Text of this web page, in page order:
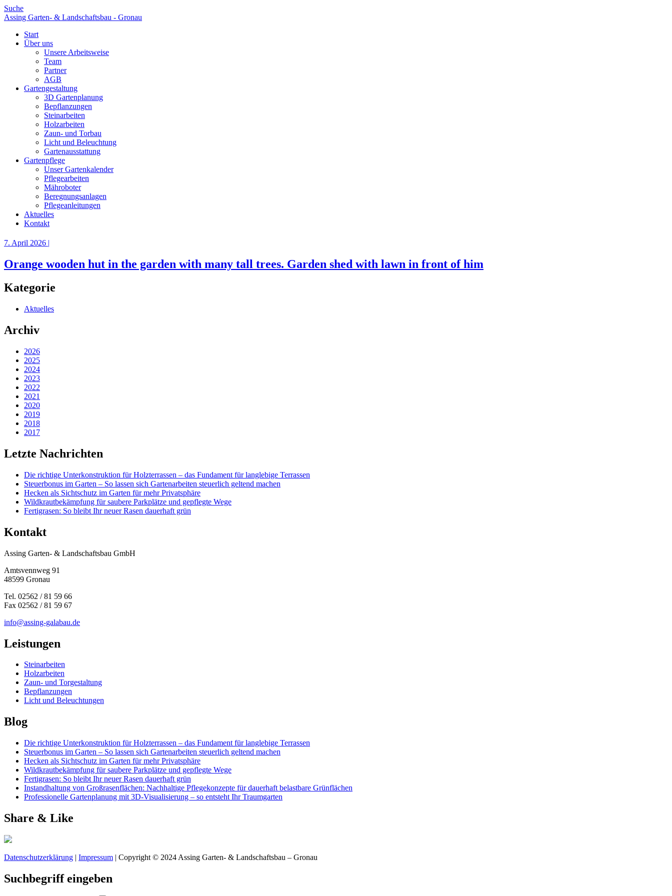
Suche
Assing Garten- & Landschaftsbau - Gronau
Start
Über uns
Unsere Arbeitsweise
Team
Partner
AGB
Gartengestaltung
3D Gartenplanung
Bepflanzungen
Steinarbeiten
Holzarbeiten
Zaun- und Torbau
Licht und Beleuchtung
Gartenausstattung
Gartenpflege
Unser Gartenkalender
Pflegearbeiten
Mähroboter
Beregnungsanlagen
Pflegeanleitungen
Aktuelles
Kontakt
7. April 2026 |
Orange wooden hut in the garden with many tall trees. Garden shed with lawn in front of him
Kategorie
Aktuelles
Archiv
2026
2025
2024
2023
2022
2021
2020
2019
2018
2017
Letzte Nachrichten
Die richtige Unterkonstruktion für Holzterrassen – das Fundament für langlebige Terrassen
Steuerbonus im Garten – So lassen sich Gartenarbeiten steuerlich geltend machen
Hecken als Sichtschutz im Garten für mehr Privatsphäre
Wildkrautbekämpfung für saubere Parkplätze und gepflegte Wege
Fertigrasen: So bleibt Ihr neuer Rasen dauerhaft grün
Kontakt
Assing Garten- & Landschaftsbau GmbH
Amtsvennweg 91
48599 Gronau
Tel. 02562 / 81 59 66
Fax 02562 / 81 59 67
info@assing-galabau.de
Leistungen
Steinarbeiten
Holzarbeiten
Zaun- und Torgestaltung
Bepflanzungen
Licht und Beleuchtungen
Blog
Die richtige Unterkonstruktion für Holzterrassen – das Fundament für langlebige Terrassen
Steuerbonus im Garten – So lassen sich Gartenarbeiten steuerlich geltend machen
Hecken als Sichtschutz im Garten für mehr Privatsphäre
Wildkrautbekämpfung für saubere Parkplätze und gepflegte Wege
Fertigrasen: So bleibt Ihr neuer Rasen dauerhaft grün
Instandhaltung von Großrasenflächen: Nachhaltige Pflegekonzepte für dauerhaft belastbare Grünflächen
Professionelle Gartenplanung mit 3D-Visualisierung – so entsteht Ihr Traumgarten
Share & Like
Datenschutzerklärung | Impressum | Copyright © 2024 Assing Garten- & Landschaftsbau – Gronau
Suchbegriff eingeben